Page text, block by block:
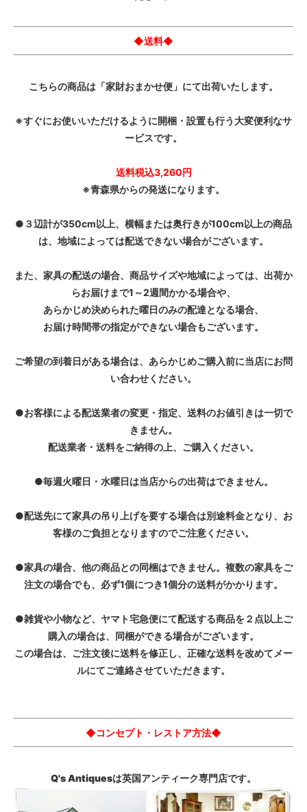
◆送料◆
こちらの商品は「家財おまかせ便」にて出荷いたします。
※すぐにお使いいただけるように開梱・設置も行う大変便利なサ
ービスです。
送料税込3,260円
※青森県からの発送になります。
●３辺計が350cm以上、横幅または奥行きが100cm以上の商品
は、地域によっては配送できない場合がございます。
また、家具の配送の場合、商品サイズや地域によっては、出荷か
らお届けまで1～2週間かかる場合や、
あらかじめ決められた曜日のみの配達となる場合、
お届け時間帯の指定ができない場合もございます。
ご希望の到着日がある場合は、あらかじめご購入前に当店にお問
い合わせください。
●お客様による配送業者の変更・指定、送料のお値引きは一切で
きません。
配送業者・送料をご納得の上、ご購入ください。
●毎週火曜日・水曜日は当店からの出荷はできません。
●配送先にて家具の吊り上げを要する場合は別途料金となり、お
客様のご負担となりますのでご注意ください。
●家具の場合、他の商品との同梱はできません。複数の家具をご
注文の場合でも、必ず1個につき1個分の送料がかかります。
●雑貨や小物など、ヤマト宅急便にて配送する商品を２点以上ご
購入の場合は、同梱ができる場合がございます。
この場合は、ご注文後に送料を修正し、正確な送料を改めてメー
ルにてご連絡させていただきます。
◆コンセプト・レストア方法◆
Q's Antiquesは英国アンティーク専門店です。